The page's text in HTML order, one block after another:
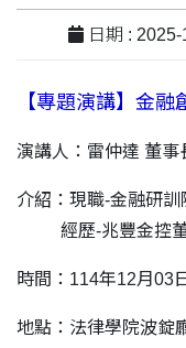
日期 : 2025-
【專題演講】金
演講人：雷仲達 董事
介紹：現職-金融研訓
經歷-兆豐金控董
時間：114年12月03
地點：法律學院波錠